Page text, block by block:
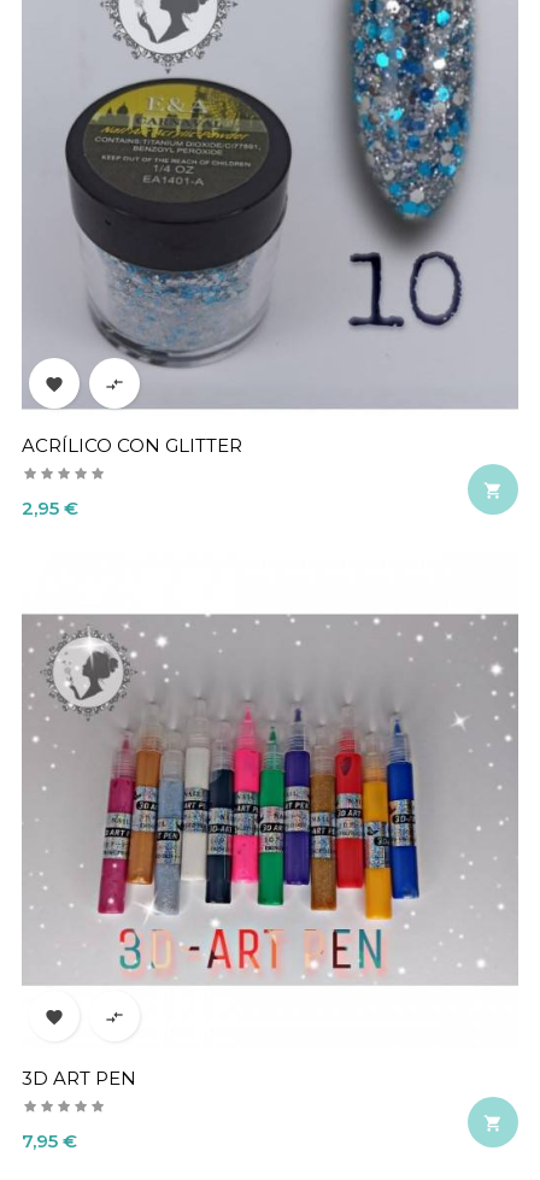
 
ACRÍLICO CON GLITTER
Precio
2,95 €

 
3D ART PEN
Precio
7,95 €
